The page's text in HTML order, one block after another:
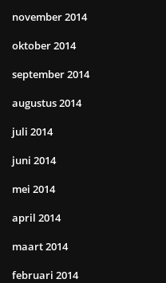
november 2014
oktober 2014
september 2014
augustus 2014
juli 2014
juni 2014
mei 2014
april 2014
maart 2014
februari 2014